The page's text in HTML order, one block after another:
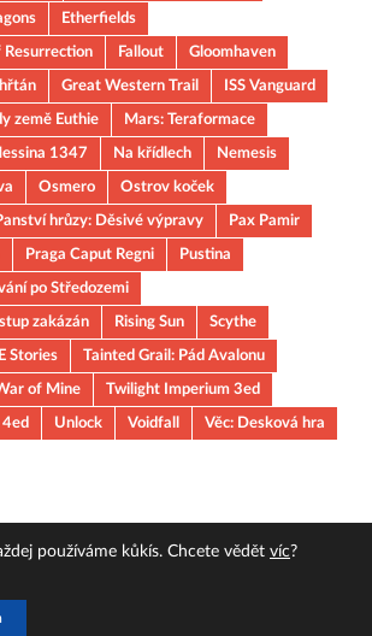
Etherfields
Resurrection
Fallout
Gloomhaven
Great Western Trail
ISS Vanguard
země Euthie
Mars: Teraformace
1347 Na křídlech
Nemesis
Osmero
Ostrov koček
hrůzy: Děsivé výpravy
Pax Pamir
Praga Caput Regni
Pustina
po Středozemi
zakázán
Rising Sun
Scythe
Stories
Tainted Grail: Pád Avalonu
of Mine
Twilight Imperium 3ed
Unlock Voidfall Věc: Desková hra
používáme kůkís. Chcete vědět víc?